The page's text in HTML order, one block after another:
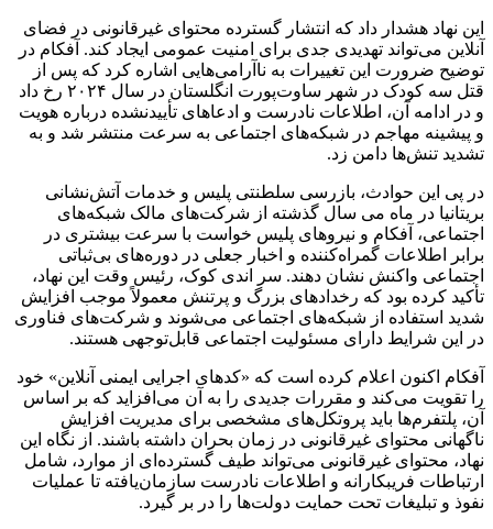
این نهاد هشدار داد که انتشار گسترده محتوای غیرقانونی در فضای
آنلاین می‌تواند تهدیدی جدی برای امنیت عمومی ایجاد کند. آفکام در
توضیح ضرورت این تغییرات به ناآرامی‌هایی اشاره کرد که پس از
قتل سه کودک در شهر ساوت‌پورت انگلستان در سال ۲۰۲۴ رخ داد
و در ادامه آن، اطلاعات نادرست و ادعاهای تأییدنشده درباره هویت
و پیشینه مهاجم در شبکه‌های اجتماعی به سرعت منتشر شد و به
تشدید تنش‌ها دامن زد.
در پی این حوادث، بازرسی سلطنتی پلیس و خدمات آتش‌نشانی
بریتانیا در ماه می سال گذشته از شرکت‌های مالک شبکه‌های
اجتماعی، آفکام و نیروهای پلیس خواست با سرعت بیشتری در
برابر اطلاعات گمراه‌کننده و اخبار جعلی در دوره‌های بی‌ثباتی
اجتماعی واکنش نشان دهند. سر اندی کوک، رئیس وقت این نهاد،
تأکید کرده بود که رخدادهای بزرگ و پرتنش معمولاً موجب افزایش
شدید استفاده از شبکه‌های اجتماعی می‌شوند و شرکت‌های فناوری
در این شرایط دارای مسئولیت اجتماعی قابل‌توجهی هستند.
آفکام اکنون اعلام کرده است که «کدهای اجرایی ایمنی آنلاین» خود
را تقویت می‌کند و مقررات جدیدی را به آن می‌افزاید که بر اساس
آن، پلتفرم‌ها باید پروتکل‌های مشخصی برای مدیریت افزایش
ناگهانی محتوای غیرقانونی در زمان بحران داشته باشند. از نگاه این
نهاد، محتوای غیرقانونی می‌تواند طیف گسترده‌ای از موارد، شامل
ارتباطات فریبکارانه و اطلاعات نادرست سازمان‌یافته تا عملیات‌
نفوذ و تبلیغات تحت حمایت دولت‌ها را در بر گیرد.